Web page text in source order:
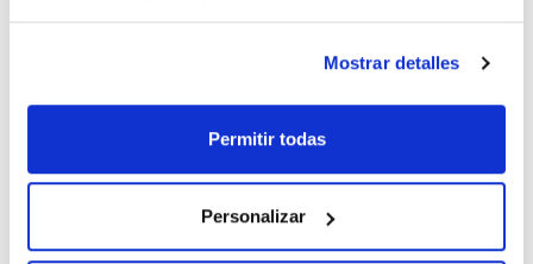
Mostrar detalles
Permitir todas
Personalizar
Envase
Ver stock
Comprar